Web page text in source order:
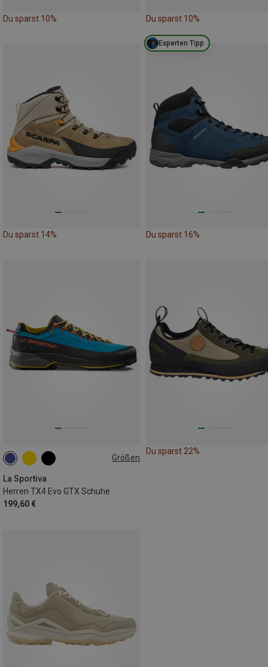
Du sparst 10% Du sparst 10%
Du sparst 14%
Experten Tipp
Du sparst 16%
Größen
La Sportiva
Herren TX4 Evo GTX Schuhe
199,60 €
41.5 42
45.5
46
Du sparst 22%